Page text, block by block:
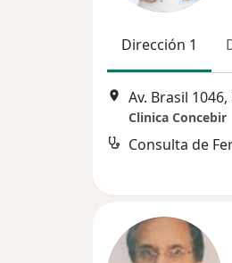
Dirección 1
Av. Brasil
Clinica Concebir
Consulta de